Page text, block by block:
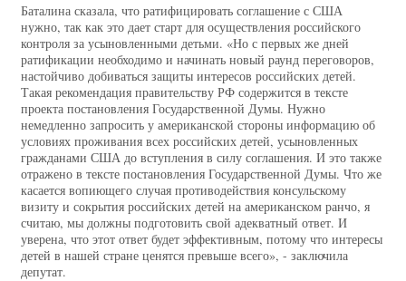
Баталина сказала, что ратифицировать соглашение с США
нужно, так как это дает старт для осуществления российского
контроля за усыновленными детьми. «Но с первых же дней
ратификации необходимо и начинать новый раунд переговоров,
настойчиво добиваться защиты интересов российских детей.
Такая рекомендация правительству РФ содержится в тексте
проекта постановления Государственной Думы. Нужно
немедленно запросить у американской стороны информацию об
условиях проживания всех российских детей, усыновленных
гражданами США до вступления в силу соглашения. И это также
отражено в тексте постановления Государственной Думы. Что же
касается вопиющего случая противодействия консульскому
визиту и сокрытия российских детей на американском ранчо, я
считаю, мы должны подготовить свой адекватный ответ. И
уверена, что этот ответ будет эффективным, потому что интересы
детей в нашей стране ценятся превыше всего», - заключила
депутат.